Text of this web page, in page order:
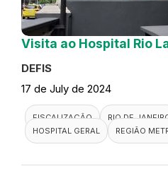
Visita ao Hospital Rio
DEFIS
17 de July de 2024
FISCALIZAÇÃO RIO DE
HOSPITAL GERAL
REGIÃO